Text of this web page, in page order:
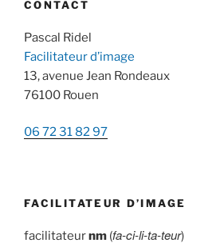
CONTACT
Pascal Ridel
Facilitateur d’image
13, avenue Jean Rondeaux
76100 Rouen
06 72 31 82 97
FACILITATEUR D’IMAGE
facilitateurnm (fa-ci-li-ta-teur)